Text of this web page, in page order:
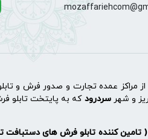
عمده تجارت و صدور فرش و
سردرود که به پایتخت تابلو
کننده تابلو فرش های دستبافت